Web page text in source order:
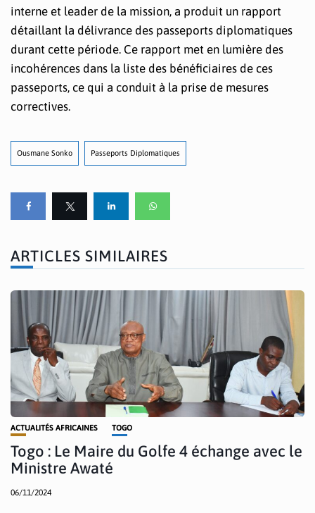
interne et leader de la mission, a produit un rapport
détaillant la délivrance des passeports diplomatiques
durant cette période. Ce rapport met en lumière des
incohérences dans la liste des bénéficiaires de ces
passeports, ce qui a conduit à la prise de mesures
correctives.
Ousmane Sonko Passeports Diplomatiques
ARTICLES SIMILAIRES
ACTUALITÉS AFRICAINES TOGO
Togo : Le Maire du Golfe 4 échange avec le
Ministre Awaté
06/11/2024